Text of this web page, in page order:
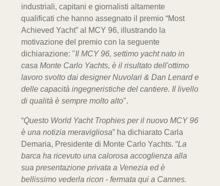
industriali, capitani e giornalisti altamente
qualificati che hanno assegnato il premio “Most
Achieved Yacht” al MCY 96, illustrando la
motivazione del premio con la seguente
dichiarazione: "Il MCY 96, settimo yacht nato in
casa Monte Carlo Yachts, è il risultato dell'ottimo
lavoro svolto dai designer Nuvolari & Dan Lenard e
delle capacità ingegneristiche del cantiere. Il livello
di qualità è sempre molto alto".
“Questo World Yacht Trophies per il nuovo MCY 96
è una notizia meravigliosa” ha dichiarato Carla
Demaria, Presidente di Monte Carlo Yachts. “La
barca ha ricevuto una calorosa accoglienza alla
sua presentazione privata a Venezia ed è
bellissimo vederla ricon - fermata qui a Cannes.